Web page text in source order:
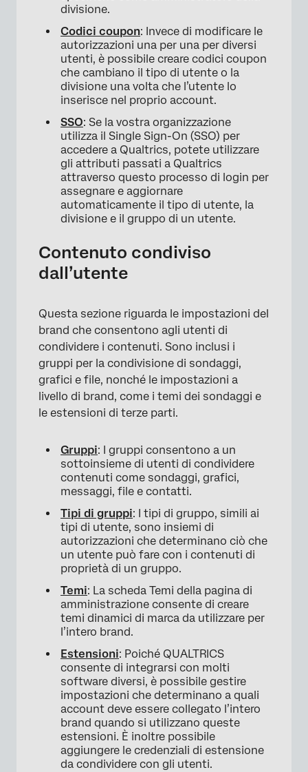
divisione.
Codici coupon: Invece di modificare le
autorizzazioni una per una per diversi
utenti, è possibile creare codici coupon
che cambiano il tipo di utente o la
divisione una volta che l’utente lo
inserisce nel proprio account.
SSO: Se la vostra organizzazione
utilizza il Single Sign-On (SSO) per
accedere a Qualtrics, potete utilizzare
gli attributi passati a Qualtrics
attraverso questo processo di login per
assegnare e aggiornare
automaticamente il tipo di utente, la
divisione e il gruppo di un utente.
Contenuto condiviso
dall’utente
Questa sezione riguarda le impostazioni del
brand che consentono agli utenti di
condividere i contenuti. Sono inclusi i
gruppi per la condivisione di sondaggi,
grafici e file, nonché le impostazioni a
livello di brand, come i temi dei sondaggi e
le estensioni di terze parti.
Gruppi: I gruppi consentono a un
sottoinsieme di utenti di condividere
contenuti come sondaggi, grafici,
messaggi, file e contatti.
Tipi di gruppi: I tipi di gruppo, simili ai
tipi di utente, sono insiemi di
autorizzazioni che determinano ciò che
un utente può fare con i contenuti di
proprietà di un gruppo.
Temi: La scheda Temi della pagina di
amministrazione consente di creare
temi dinamici di marca da utilizzare per
l’intero brand.
Estensioni: Poiché QUALTRICS
consente di integrarsi con molti
software diversi, è possibile gestire
impostazioni che determinano a quali
account deve essere collegato l’intero
brand quando si utilizzano queste
estensioni. È inoltre possibile
aggiungere le credenziali di estensione
da condividere con gli utenti.